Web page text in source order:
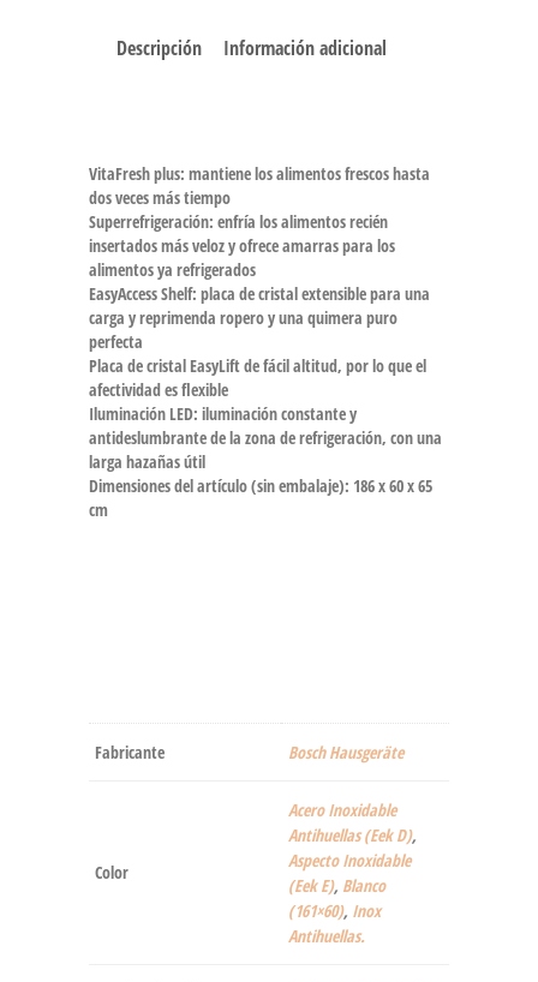
Descripción Información adicional
VitaFresh plus: mantiene los alimentos frescos hasta
dos veces más tiempo
Superrefrigeración: enfría los alimentos recién
insertados más veloz y ofrece amarras para los
alimentos ya refrigerados
EasyAccess Shelf: placa de cristal extensible para una
carga y reprimenda ropero y una quimera puro
perfecta
Placa de cristal EasyLift de fácil altitud, por lo que el
afectividad es flexible
Iluminación LED: iluminación constante y
antideslumbrante de la zona de refrigeración, con una
larga hazañas útil
Dimensiones del artículo (sin embalaje): 186 x 60 x 65
cm
Fabricante ‎Bosch Hausgeräte
Color
‎Acero Inoxidable
Antihuellas (Eek D),
Aspecto Inoxidable
(Eek E), Blanco
(161×60), Inox
Antihuellas.